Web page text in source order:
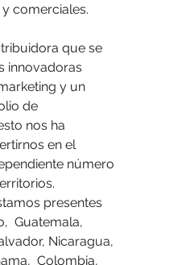
comerciales.
innovadoras
y un
de
nos ha
en el
número
presentes
Guatemala,
Nicaragua,
Colombia,